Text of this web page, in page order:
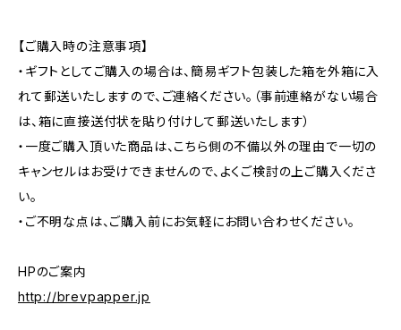
【ご購入時の注意事項】
・ギフトとしてご購入の場合は、簡易ギフト包装した箱を外箱に入
れて郵送いたしますので、ご連絡ください。（事前連絡がない場合
は、箱に直接送付状を貼り付けして郵送いたします）
・一度ご購入頂いた商品は、こちら側の不備以外の理由で一切の
キャンセルはお受けできませんので、よくご検討の上ご購入くださ
い。
・ご不明な点は、ご購入前にお気軽にお問い合わせください。
HPのご案内
http://brevpapper.jp